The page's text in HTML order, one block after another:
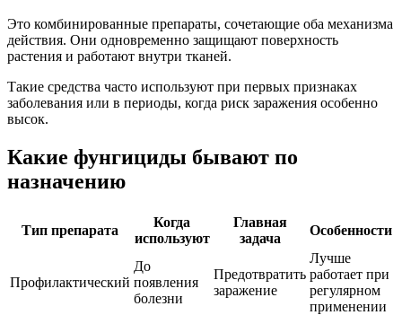
Это комбинированные препараты, сочетающие оба механизма
действия. Они одновременно защищают поверхность
растения и работают внутри тканей.
Такие средства часто используют при первых признаках
заболевания или в периоды, когда риск заражения особенно
высок.
Какие фунгициды бывают по
назначению
Тип препарата
Когда
используют
Главная
задача
Особенности
Профилактический
До
появления
болезни
Предотвратить
заражение
Лучше
работает при
регулярном
применении